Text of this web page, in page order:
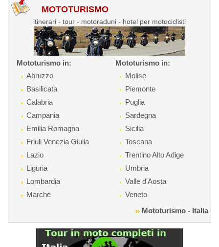
MOTOTURISMO
itinerari - tour - motoraduni - hotel per motociclisti
Mototurismo in:
Abruzzo
Basilicata
Calabria
Campania
Emilia Romagna
Friuli Venezia Giulia
Lazio
Liguria
Lombardia
Marche
Mototurismo in:
Molise
Piemonte
Puglia
Sardegna
Sicilia
Toscana
Trentino Alto Adige
Umbria
Valle d'Aosta
Veneto
Mototurismo - Italia